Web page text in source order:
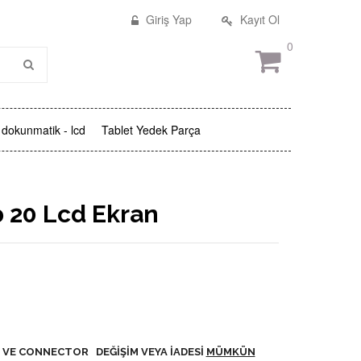
Giriş Yap
Kayıt Ol
0
- lcd Tablet Yedek Parça
Lcd Ekran
CONNECTOR DEĞİŞİM VEYA İADESİ MÜMKÜN